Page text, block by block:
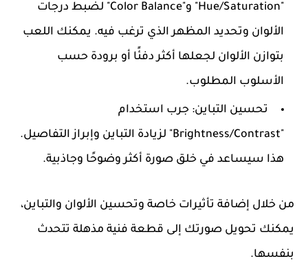
"Hue/Saturation" و"Color Balance" لضبط درجات
الألوان وتحديد المظهر الذي ترغب فيه. يمكنك اللعب
بتوازن الألوان لجعلها أكثر دفئًا أو برودة حسب
الأسلوب المطلوب.
تحسين التباين: جرب استخدام
"Brightness/Contrast" لزيادة التباين وإبراز التفاصيل.
هذا سيساعد في خلق صورة أكثر وضوحًا وجاذبية.
من خلال إضافة تأثيرات خاصة وتحسين الألوان والتباين،
يمكنك تحويل صورتك إلى قطعة فنية مذهلة تتحدث
بنفسها.